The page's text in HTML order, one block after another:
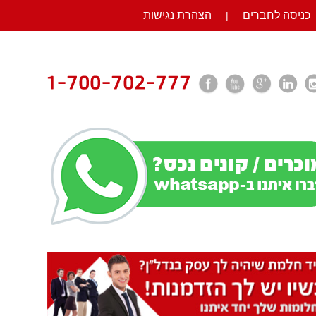
כניסה לחברים | הצהרת נגישות